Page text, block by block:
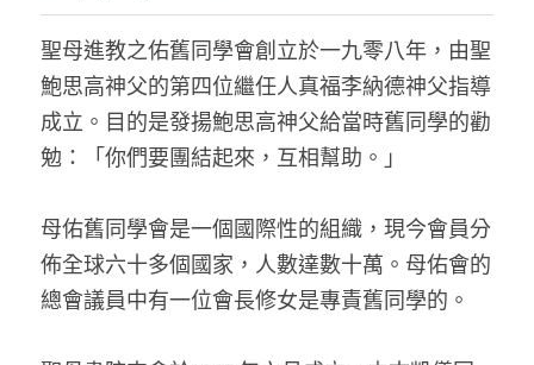
聖母進教之佑舊同學會創立於一九零八年，由聖
鮑思高神父的第四位繼任人真福李納德神父指導
成立。目的是發揚鮑思高神父給當時舊同學的勸
勉：「你們要團結起來，互相幫助。」
母佑舊同學會是一個國際性的組織，現今會員分
佈全球六十多個國家，人數達數十萬。母佑會的
總會議員中有一位會長修女是專責舊同學的。